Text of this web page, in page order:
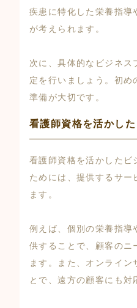
疾患に特化した栄養指導
が考えられます。
次に、具体的なビジネス
定を行いましょう。初め
準備が大切です。
看護師資格を活かし
看護師資格を活かしたビ
ためには、提供するサー
ます。
例えば、個別の栄養指導
供することで、顧客のニ
ます。また、オンライン
とで、遠方の顧客にも対